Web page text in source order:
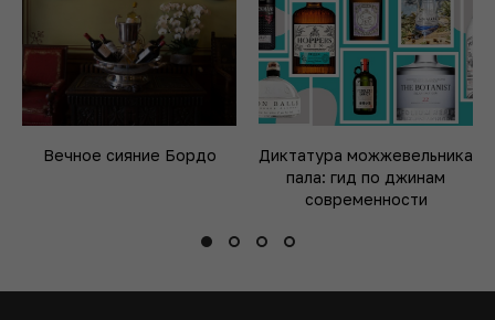
Вечное сияние Бордо
Диктатура можжевельника
пала: гид по джинам
современности